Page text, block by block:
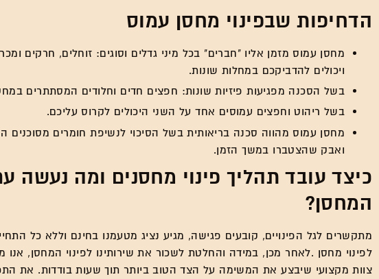
הדחיפות שבפינוי מחסן עמוס
מחסן עמוס מזמן אליו "חברים" בכל מיני גדלים וסוגים: זוחלים, חרקים
ויכולים להדביקכם במחלות שונות.
בשל הסכנה מפגיעות פיזיות שונות: חפצים חדים וחלודים המסתתרים
בשל ריהוט וחפצים עמוסים אחד על השני היכולים לקרוס עליכם.
מחסן עמוס מהווה סכנה בריאותית בשל הסיכוי לנשיפת חומרים מסוכנים
ואבק שהצטברו במשך הזמן.
כיצד עובד תהליך פינוי מחסנים ומה נעשה
המחסן?
מתקשרים לגל הפינויים, קובעים פגישה, מגיע נציג מטעמנו בחינם וללא כל
לפינוי מחסן .לאחר מכן, במידה והחלטת לשכור את שירותינו לפינוי המחסן, אנו
צוות מקצועי שיבצע את המשימה על הצד הטוב ביותר תוך שעות בודדות. את